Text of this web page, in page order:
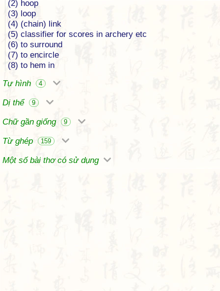
(2) hoop
(3) loop
(4) (chain) link
(5) classifier for scores in archery etc
(6) to surround
(7) to encircle
(8) to hem in
Tự hình
4
Dị thể 9
Chữ gần giống 9
Từ ghép 159
Một số bài thơ có sử dụng